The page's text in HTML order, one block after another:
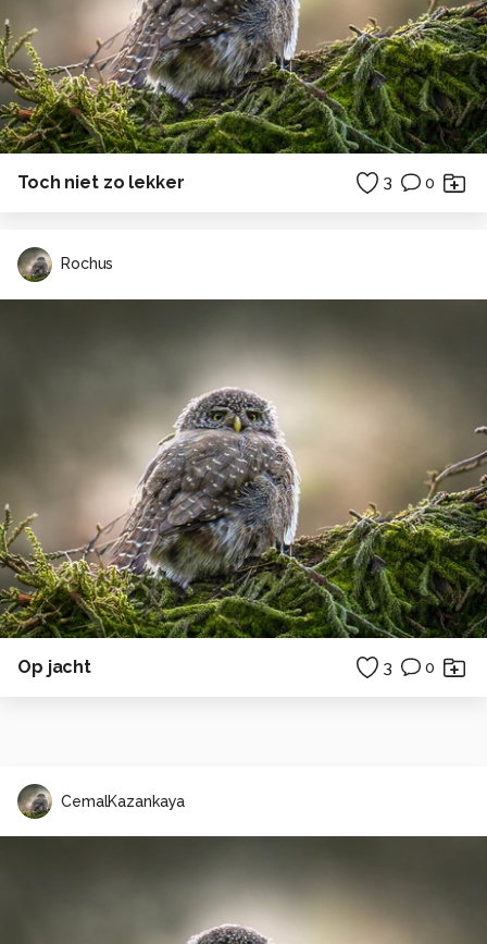
Toch niet zo lekker 3 0
Rochus
Op jacht 3 0
CemalKazankaya